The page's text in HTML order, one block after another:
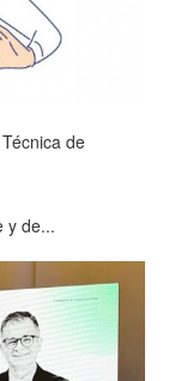
de
y de...